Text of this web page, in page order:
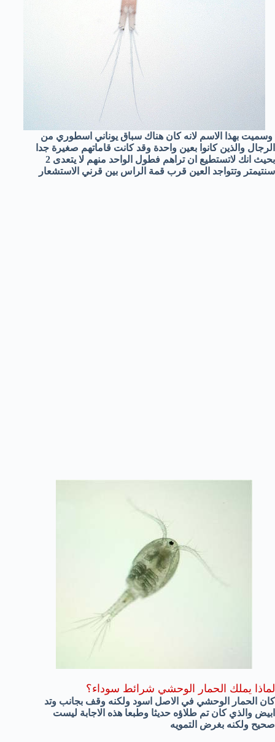
وسميت بهذا الاسم لانه كان هناك سباق يوناني اسطوري من
الرجال والذين كانوا بعين واحدة وقد كانت قاماتهم صغيرة جدا
بحيث انك لاتستطيع ان تراهم فطول الواحد منهم لا يتعدى 2
سنتيمتر وتتواجد العين قرب قمة الراس بين قرني الاستشعار
لماذا يملك الحمار الوحشي شرائط سوداء؟
كان الحمار الوحشي في الاصل اسود ولكنه وقف بجانب وتد
ابيض والذي كان تم طلاؤه حديثا وطبعا هذه الاجابة ليست
صحيح ولكنه بغرض التمويه